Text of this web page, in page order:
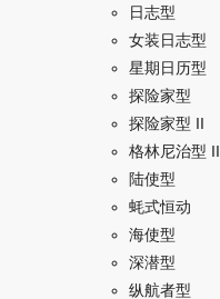
日志型
女装日志型
星期日历型
探险家型
探险家型 II
格林尼治型 II
陆使型
蚝式恒动
海使型
深潜型
纵航者型